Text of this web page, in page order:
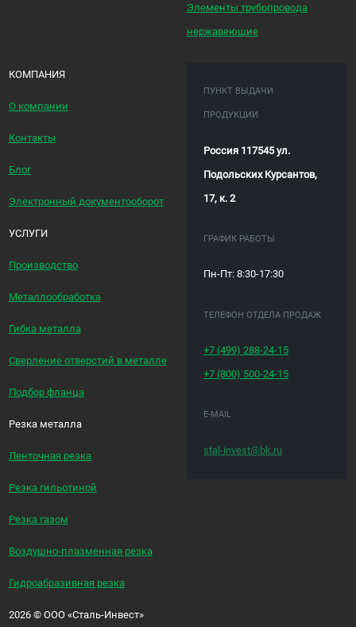
Элементы трубопровода
нержавеющие
КОМПАНИЯ
О компании
Контакты
Блог
Электронный документооборот
УСЛУГИ
Производство
Металлообработка
Гибка металла
Сверление отверстий в металле
Подбор фланца
Резка металла
Ленточная резка
Резка гильотиной
Резка газом
Воздушно-плазменная резка
Гидроабразивная резка
ПУНКТ ВЫДАЧИ
ПРОДУКЦИИ
Россия 117545 ул.
Подольских Курсантов,
17, к. 2
ГРАФИК РАБОТЫ
Пн-Пт: 8:30-17:30
ТЕЛЕФОН ОТДЕЛА ПРОДАЖ
+7 (499) 288-24-15
+7 (800) 500-24-15
E-MAIL
stal-invest@bk.ru
2026 ©ООО «Сталь-Инвест»